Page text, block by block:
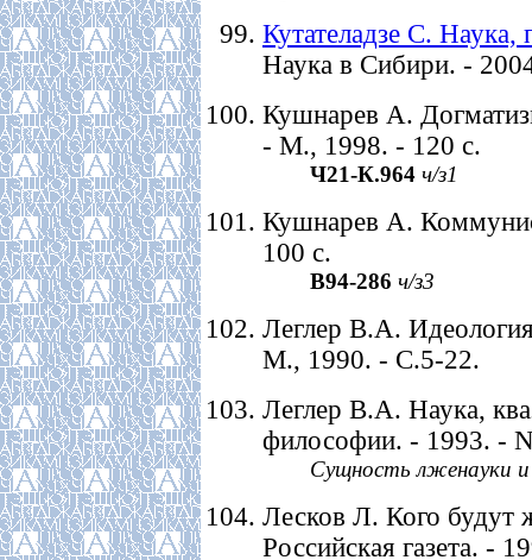
Кутателадзе С. Наука,
Наука в Сибири. -
Кушнарев А.
- М., 1998. - 120 с.
Ч21-К.964 ч/з1
Кушнарев А.
100 с.
В94-286 ч/з3
Леглер В.А.
М., 1990. - С.5-22.
Леглер В.А. Наука,
философии. - 1993. -
Сущность лженауки и
Лесков Л. Кого будут
Российская газета. -